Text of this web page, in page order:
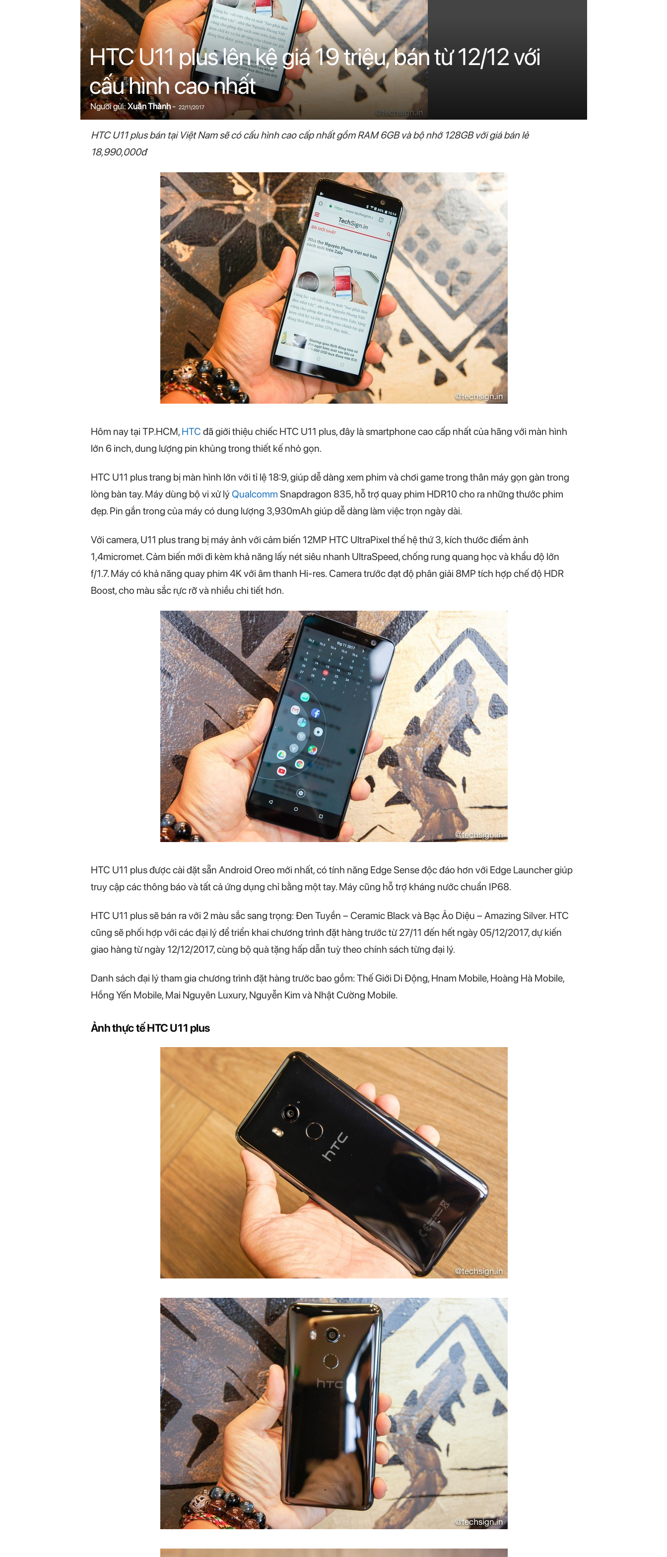
n
n
.
c
o
m
HTC U11 plus lên kệ giá 19 triệu, bán từ 12/12 với
cấu hình cao nhất
Người gửi:Xuân Thành- 22/11/2017
HTC U11 plus bán tại Việt Nam sẽ có cấu hình cao cấp nhất gồm RAM 6GB và bộ nhớ 128GB với giá bán lẻ
18,990,000đ
Hôm nay tại TP.HCM, HTC đã giới thiệu chiếc HTC U11 plus, đây là smartphone cao cấp nhất của hãng với màn hình
lớn 6 inch, dung lượng pin khủng trong thiết kế nhỏ gọn.
HTC U11 plus trang bị màn hình lớn với tỉ lệ 18:9, giúp dễ dàng xem phim và chơi game trong thân máy gọn gàn trong
lòng bàn tay. Máy dùng bộ vi xử lýQualcomm Snapdragon 835, hỗ trợ quay phim HDR10 cho ra những thước phim
đẹp. Pin gắn trong của máy có dung lượng 3,930mAh giúp dễ dàng làm việc trọn ngày dài.
Với camera, U11 plus trang bị máy ảnh với cảm biến 12MP HTC UltraPixel thế hệ thứ 3, kích thước điểm ảnh
1,4micromet. Cảm biến mới đi kèm khả năng lấy nét siêu nhanh UltraSpeed, chống rung quang học và khẩu độ lớn
f/1.7. Máy có khả năng quay phim 4K với âm thanh Hi-res. Camera trước đạt độ phân giải 8MP tích hợp chế độ HDR
Boost, cho màu sắc rực rỡ và nhiều chi tiết hơn.
HTC U11 plus được cài đặt sẵn Android Oreo mới nhất, có tính năng Edge Sense độc đáo hơn với Edge Launcher giúp
truy cập các thông báo và tất cả ứng dụng chỉ bằng một tay. Máy cũng hỗ trợ kháng nước chuẩn IP68.
HTC U11 plus sẽ bán ra với 2 màu sắc sang trọng: Đen Tuyền – Ceramic Black và Bạc Ảo Diệu – Amazing Silver. HTC
cũng sẽ phối hợp với các đại lý để triển khai chương trình đặt hàng trước từ 27/11 đến hết ngày 05/12/2017, dự kiến
giao hàng từ ngày 12/12/2017, cùng bộ quà tặng hấp dẫn tuỳ theo chính sách từng đại lý.
Danh sách đại lý tham gia chương trình đặt hàng trước bao gồm: Thế Giới Di Động, Hnam Mobile, Hoàng Hà Mobile,
Hồng Yến Mobile, Mai Nguyên Luxury, Nguyễn Kim và Nhật Cường Mobile.
Ảnh thực tế HTC U11 plus